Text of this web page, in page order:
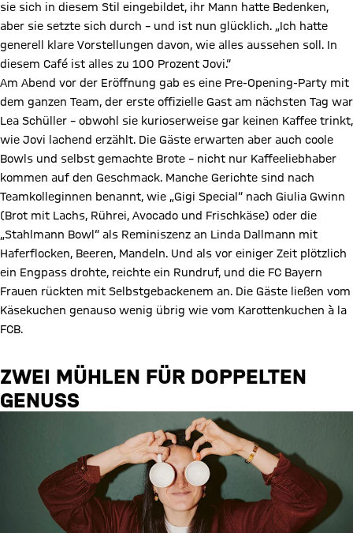
sie sich in diesem Stil eingebildet, ihr Mann hatte Bedenken,
aber sie setzte sich durch – und ist nun glücklich. „Ich hatte
generell klare Vorstellungen davon, wie alles aussehen soll. In
diesem Café ist alles zu 100 Prozent Jovi.“
Am Abend vor der Eröffnung gab es eine Pre-Opening-Party mit
dem ganzen Team, der erste offizielle Gast am nächsten Tag war
Lea Schüller – obwohl sie kurioserweise gar keinen Kaffee trinkt,
wie Jovi lachend erzählt. Die Gäste erwarten aber auch coole
Bowls und selbst gemachte Brote – nicht nur Kaffeeliebhaber
kommen auf den Geschmack. Manche Gerichte sind nach
Teamkolleginnen benannt, wie „Gigi Special“ nach Giulia Gwinn
(Brot mit Lachs, Rührei, Avocado und Frischkäse) oder die
„Stahlmann Bowl“ als Reminiszenz an Linda Dallmann mit
Haferflocken, Beeren, Mandeln. Und als vor einiger Zeit plötzlich
ein Engpass drohte, reichte ein Rundruf, und die FC Bayern
Frauen rückten mit Selbstgebackenem an. Die Gäste ließen vom
Käse­kuchen genauso wenig übrig wie vom Karottenkuchen à la
FCB.
ZWEI MÜHLEN FÜR DOPPELTEN
GENUSS